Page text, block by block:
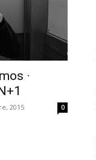
·
2015 0